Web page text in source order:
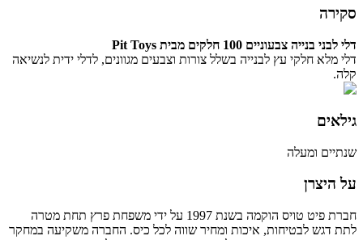
סקירה
דלי לבני בנייה צבעוניים 100 חלקים מבית Pit Toys
דלי מלא חלקי עץ לבנייה בשלל צורות וצבעים מגוונים, לדלי ידית לנשיאה
קלה.
גילאים
שנתיים ומעלה
על היצרן
חברת פיט טויס הוקמה בשנת 1997 על ידי משפחת פרץ תחת מטרה
לתת דגש לבטיחות, איכות ומחיר שווה לכל כיס. החברה משקיעה במחקר